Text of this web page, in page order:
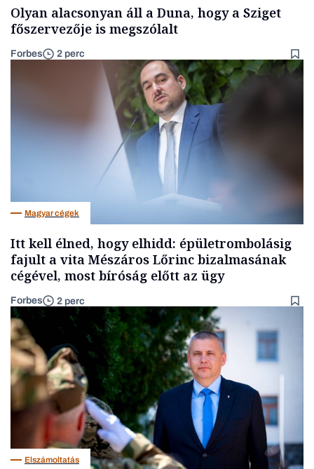
Olyan alacsonyan áll a Duna, hogy a Sziget
főszervezője is megszólalt
Forbes 2 perc
Magyar cégek
Itt kell élned, hogy elhidd: épületrombolásig
fajult a vita Mészáros Lőrinc bizalmasának
cégével, most bíróság előtt az ügy
Forbes 2 perc
Elszámoltatás